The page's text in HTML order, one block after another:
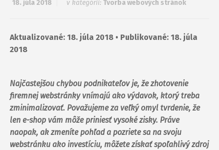
18. júla 2018 v kategórii: Tvorba webových stránok
Aktualizované: 18. júla 2018 • Publikované: 18. júla
2018
Najčastejšou chybou podnikateľov je, že zhotovenie
firemnej webstránky vnímajú ako výdavok, ktorý treba
zminimalizovať. Považujeme za veľký omyl tvrdenie, že
len e-shop vám môže priniesť vysoké zisky. Práve
naopak, ak zmeníte pohľad a pozriete sa na svoju
webstránku ako investíciu, môžete získať spoľahlivý zdroj